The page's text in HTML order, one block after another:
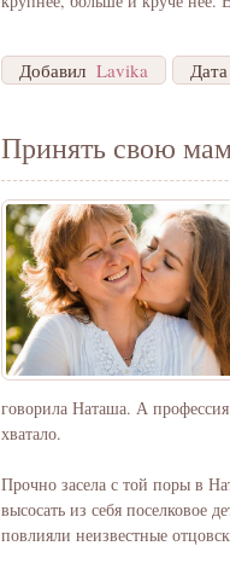
Добавил Lavika Дата
Принять свою
говорила Наташа. А
хватало.
Прочно засела с той поры в
высосать из себя поселковое
повлияли неизвестные